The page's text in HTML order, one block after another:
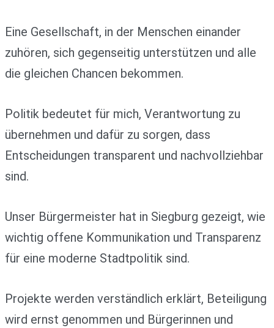
Eine Gesellschaft, in der Menschen einander
zuhören, sich gegenseitig unterstützen und alle
die gleichen Chancen bekommen.
Politik bedeutet für mich, Verantwortung zu
übernehmen und dafür zu sorgen, dass
Entscheidungen transparent und nachvollziehbar
sind.
Unser Bürgermeister hat in Siegburg gezeigt, wie
wichtig offene Kommunikation und Transparenz
für eine moderne Stadtpolitik sind.
Projekte werden verständlich erklärt, Beteiligung
wird ernst genommen und Bürgerinnen und